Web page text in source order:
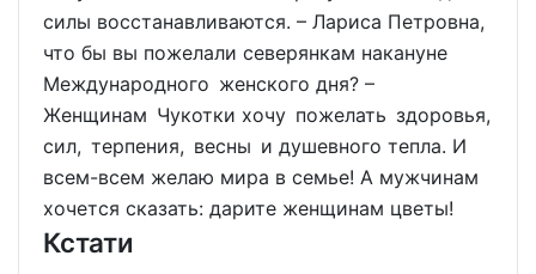
силы восстанавливаются. – Лариса Петровна,
что бы вы пожелали северянкам накануне
Международного женского дня? –
Женщинам Чукотки хочу пожелать здоровья,
сил, терпения, весны и душевного тепла. И
всем-всем желаю мира в семье! А мужчинам
хочется сказать: дарите женщинам цветы!
Кстати